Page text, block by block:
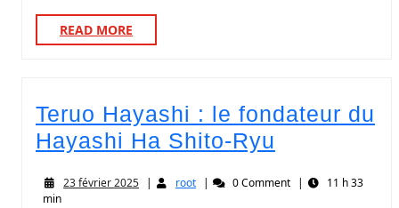
READ MORE
Teruo Hayashi : le fondateur du
Hayashi Ha Shito-Ryu
23 février 2025 | root | 0 Comment |
11 h 33
min